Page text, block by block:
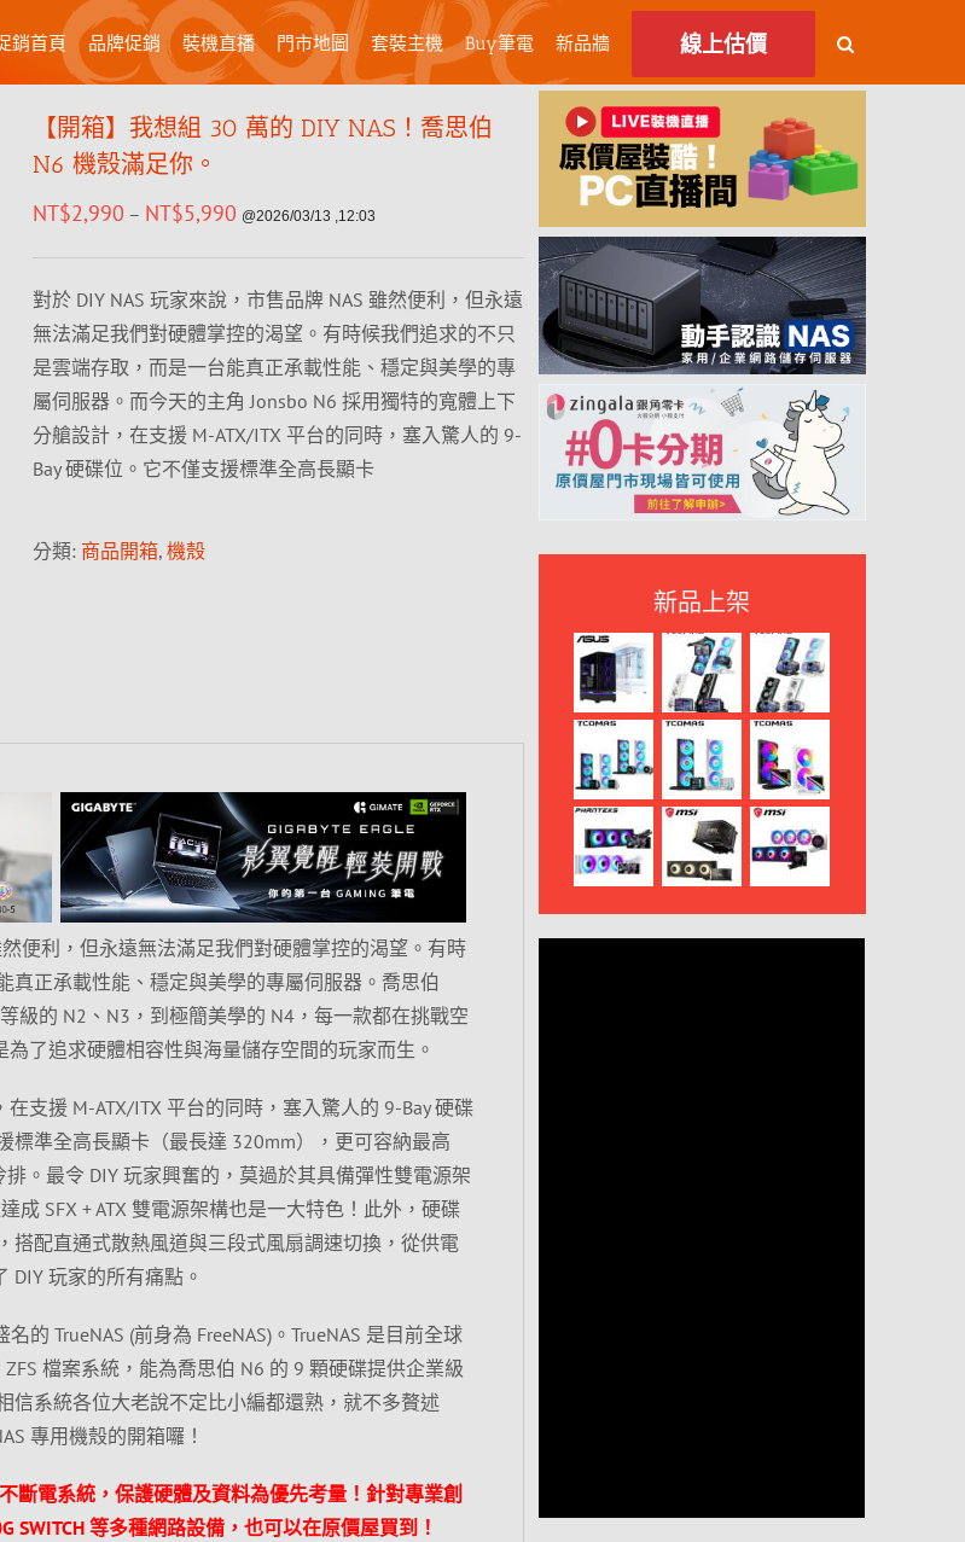
銷首頁 品牌促銷 裝機直播 門市地圖 套裝主機 Buy筆電 新品牆 線上估價
【開箱】我想組 30 萬的 DIY NAS！喬思伯
N6 機殼滿足你。
NT$2,990 – NT$5,990 @2026/03/13 ,12:03
對於 DIY NAS 玩家來說，市售品牌 NAS 雖然便利，但永遠
無法滿足我們對硬體掌控的渴望。有時候我們追求的不只
是雲端存取，而是一台能真正承載性能、穩定與美學的專
屬伺服器。而今天的主角 Jonsbo N6 採用獨特的寬體上下
分艙設計，在支援 M-ATX/ITX 平台的同時，塞入驚人的 9-
Bay 硬碟位。它不僅支援標準全高長顯卡
分類: 商品開箱, 機殼
便利，但永遠無法滿足我們對硬體掌控的渴望。有時
真正承載性能、穩定與美學的專屬伺服器。喬思伯
等級的 N2、N3，到極簡美學的 N4，每一款都在挑戰空
了追求硬體相容性與海量儲存空間的玩家而生。
支援 M-ATX/ITX 平台的同時，塞入驚人的 9-Bay 硬碟
標準全高長顯卡（最長達 320mm），更可容納最高
。最令 DIY 玩家興奮的，莫過於其具備彈性雙電源架
成 SFX + ATX 雙電源架構也是一大特色！此外，硬碟
搭配直通式散熱風道與三段式風扇調速切換，從供電
DIY 玩家的所有痛點。
的 TrueNAS (前身為 FreeNAS)。TrueNAS 是目前全球
檔案系統，能為喬思伯 N6 的 9 顆硬碟提供企業級
信系統各位大老說不定比小編都還熟，就不多贅述
專用機殼的開箱囉！
斷電系統，保護硬體及資料為優先考量！針對專業創
SWITCH 等多種網路設備，也可以在原價屋買到！
新品上架